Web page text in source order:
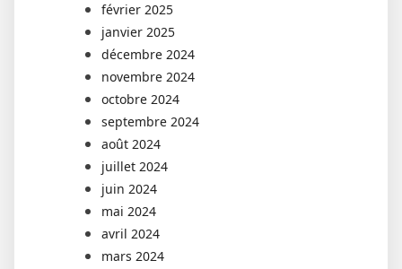
février 2025
janvier 2025
décembre 2024
novembre 2024
octobre 2024
septembre 2024
août 2024
juillet 2024
juin 2024
mai 2024
avril 2024
mars 2024